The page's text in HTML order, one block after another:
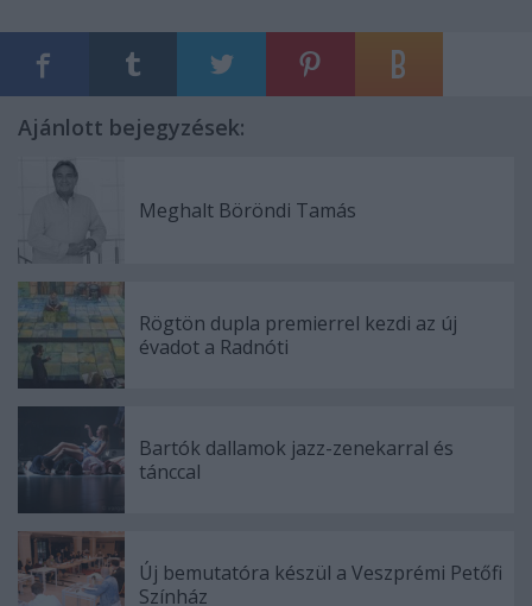
Ajánlott bejegyzések:
Meghalt Böröndi Tamás
Rögtön dupla premierrel kezdi az új
évadot a Radnóti
Bartók dallamok jazz-zenekarral és
tánccal
Új bemutatóra készül a Veszprémi Petőfi
Színház